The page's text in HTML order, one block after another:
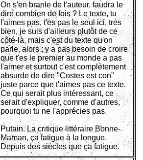
On s'en branle de l'auteur, faudra le
dire combien de fois ? Le texte, tu
l'aimes pas, t'es pas le seul ici, très
bien, je suis d'ailleurs plutôt de ce
côté-là, mais c'est du texte qu'on
parle, alors ; y a pas besoin de croire
que t'es le premier au monde a pas
l'aimer et surtout c'est complètement
absurde de dire "Costes est con"
juste parce que t'aimes pas ce texte.
Ce qui serait plus intéressant, ce
serait d'expliquer, comme d'autres,
pourquoi tu ne l'apprécies pas.
Putain. La critique littéraire Bonne-
Maman, ça fatigue à la longue.
Depuis des siècles que ça fatigue.